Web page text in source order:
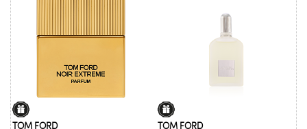
TOM FORD
TOM FORD